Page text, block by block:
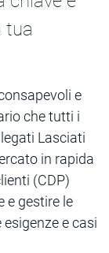
tua
e
che tutti i
Lasciati
in rapida
(CDP)
e gestire le
e casi